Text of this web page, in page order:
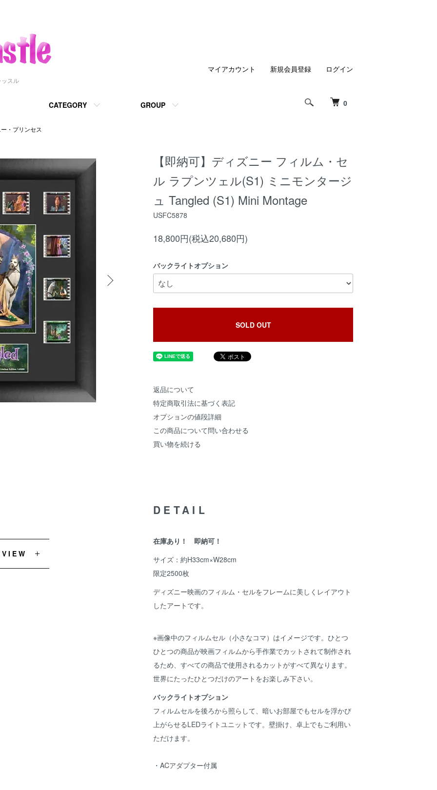
スル
0
CATEGORY GROUP
マイアカウント 新規会員登録 ログイン
・プリンセス
【即納可】ディズニー フィルム・セ
ル ラプンツェル(S1) ミニモンタージ
ュ Tangled (S1) Mini Montage
USFC5878
18,800円(税込20,680円)
バックライトオプション
SOLD OUT
返品について
特定商取引法に基づく表記
オプションの値段詳細
この商品について問い合わせる
買い物を続ける
DETAIL
在庫あり！ 即納可！
サイズ：約H33cm×W28cm
限定2500枚
ディズニー映画のフィルム・セルをフレームに美しくレイアウト
したアートです。
※画像中のフィルムセル（小さなコマ）はイメージです。ひとつ
ひとつの商品が映画フィルムから手作業でカットされて制作され
るため、すべての商品で使用されるカットがすべて異なります。
世界にたったひとつだけのアートをお楽しみ下さい。
バックライトオプション
フィルムセルを後ろから照らして、暗いお部屋でもセルを浮かび
上がらせるLEDライトユニットです。壁掛け、卓上でもご利用い
ただけます。
・ACアダプター付属